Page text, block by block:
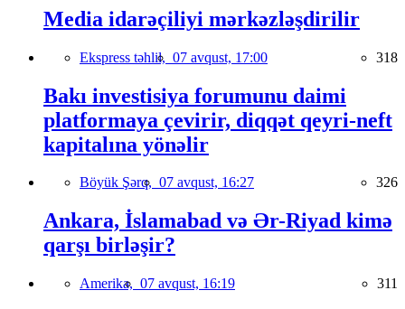
Media idarəçiliyi mərkəzləşdirilir
Ekspress təhlil, 07 avqust, 17:00 318
Bakı investisiya forumunu daimi
platformaya çevirir, diqqət qeyri-neft
kapitalına yönəlir
Böyük Şərq, 07 avqust, 16:27 326
Ankara, İslamabad və Ər-Riyad kimə
qarşı birləşir?
Amerika, 07 avqust, 16:19 311